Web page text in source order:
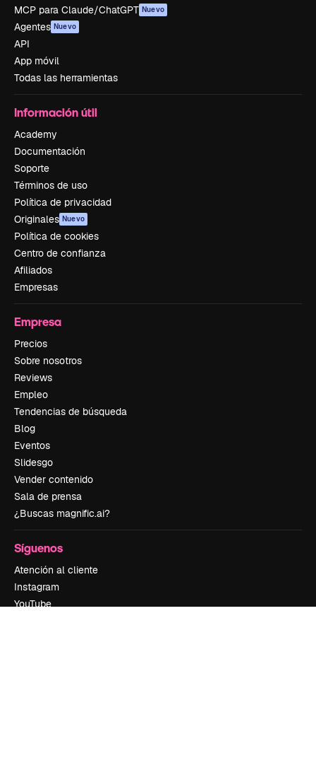
MCP para Claude/ChatGPT Nuevo
Agentes Nuevo
API
App móvil
Todas las herramientas
Información útil
Academy
Documentación
Soporte
Términos de uso
Política de privacidad
Originales Nuevo
Política de cookies
Centro de confianza
Afiliados
Empresas
Empresa
Precios
Sobre nosotros
Reviews
Empleo
Tendencias de búsqueda
Blog
Eventos
Slidesgo
Vender contenido
Sala de prensa
¿Buscas magnific.ai?
Síguenos
Atención al cliente
Instagram
YouTube